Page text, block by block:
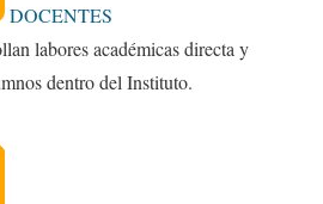
DOCENTES
labores académicas directa y
dentro del Instituto.